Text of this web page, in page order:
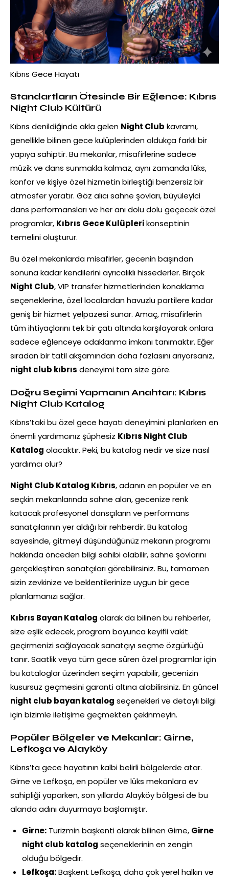
Kıbrıs Gece Hayatı
Standartların Ötesinde Bir Eğlence: Kıbrıs
Night Club Kültürü
Kıbrıs denildiğinde akla gelen Night Club kavramı,
genellikle bilinen gece kulüplerinden oldukça farklı bir
yapıya sahiptir. Bu mekanlar, misafirlerine sadece
müzik ve dans sunmakla kalmaz, aynı zamanda lüks,
konfor ve kişiye özel hizmetin birleştiği benzersiz bir
atmosfer yaratır. Göz alıcı sahne şovları, büyüleyici
dans performansları ve her anı dolu dolu geçecek özel
programlar, Kıbrıs Gece Kulüplerikonseptinin
temelini oluşturur.
Bu özel mekanlarda misafirler, gecenin başından
sonuna kadar kendilerini ayrıcalıklı hissederler. Birçok
Night Club, VIP transfer hizmetlerinden konaklama
seçeneklerine, özel localardan havuzlu partilere kadar
geniş bir hizmet yelpazesi sunar. Amaç, misafirlerin
tüm ihtiyaçlarını tek bir çatı altında karşılayarak onlara
sadece eğlenceye odaklanma imkanı tanımaktır. Eğer
sıradan bir tatil akşamından daha fazlasını arıyorsanız,
night club kıbrıs deneyimi tam size göre.
Doğru Seçimi Yapmanın Anahtarı: Kıbrıs
Night Club Katalog
Kıbrıs’taki bu özel gece hayatı deneyimini planlarken en
önemli yardımcınız şüphesiz Kıbrıs Night Club
Katalog olacaktır. Peki, bu katalog nedir ve size nasıl
yardımcı olur?
Night Club Katalog Kıbrıs, adanın en popüler ve en
seçkin mekanlarında sahne alan, gecenize renk
katacak profesyonel dansçıların ve performans
sanatçılarının yer aldığı bir rehberdir. Bu katalog
sayesinde, gitmeyi düşündüğünüz mekanın programı
hakkında önceden bilgi sahibi olabilir, sahne şovlarını
gerçekleştiren sanatçıları görebilirsiniz. Bu, tamamen
sizin zevkinize ve beklentilerinize uygun bir gece
planlamanızı sağlar.
Kıbrıs Bayan Katalog olarak da bilinen bu rehberler,
size eşlik edecek, program boyunca keyifli vakit
geçirmenizi sağlayacak sanatçıyı seçme özgürlüğü
tanır. Saatlik veya tüm gece süren özel programlar için
bu kataloglar üzerinden seçim yapabilir, gecenizin
kusursuz geçmesini garanti altına alabilirsiniz. En güncel
night club bayan katalog seçenekleri ve detaylı bilgi
için bizimle iletişime geçmekten çekinmeyin.
Popüler Bölgeler ve Mekanlar: Girne,
Lefkoşa ve Alayköy
Kıbrıs’ta gece hayatının kalbi belirli bölgelerde atar.
Girne ve Lefkoşa, en popüler ve lüks mekanlara ev
sahipliği yaparken, son yıllarda Alayköy bölgesi de bu
alanda adını duyurmaya başlamıştır.
Girne:Turizmin başkenti olarak bilinen Girne, Girne
night club katalog seçeneklerinin en zengin
olduğu bölgedir.
Lefkoşa:Başkent Lefkoşa, daha çok yerel halkın ve